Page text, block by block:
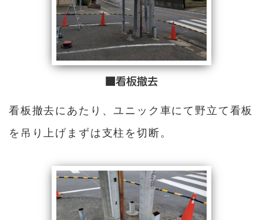
■看板撤去
看板撤去にあたり、ユニック車にて野立て看板
を吊り上げまずは支柱を切断。